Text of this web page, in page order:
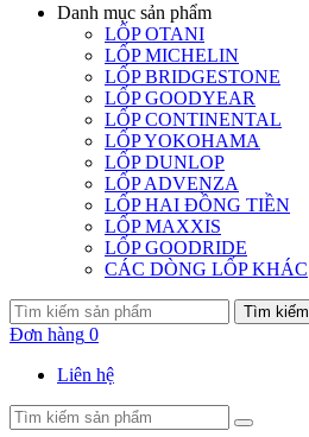
Danh mục sản phẩm
LỐP OTANI
LỐP MICHELIN
LỐP BRIDGESTONE
LỐP GOODYEAR
LỐP CONTINENTAL
LỐP YOKOHAMA
LỐP DUNLOP
LỐP ADVENZA
LỐP HAI ĐỒNG TIỀN
LỐP MAXXIS
LỐP GOODRIDE
CÁC DÒNG LỐP KHÁC
Tìm kiếm
Đơn hàng 0
Liên hệ